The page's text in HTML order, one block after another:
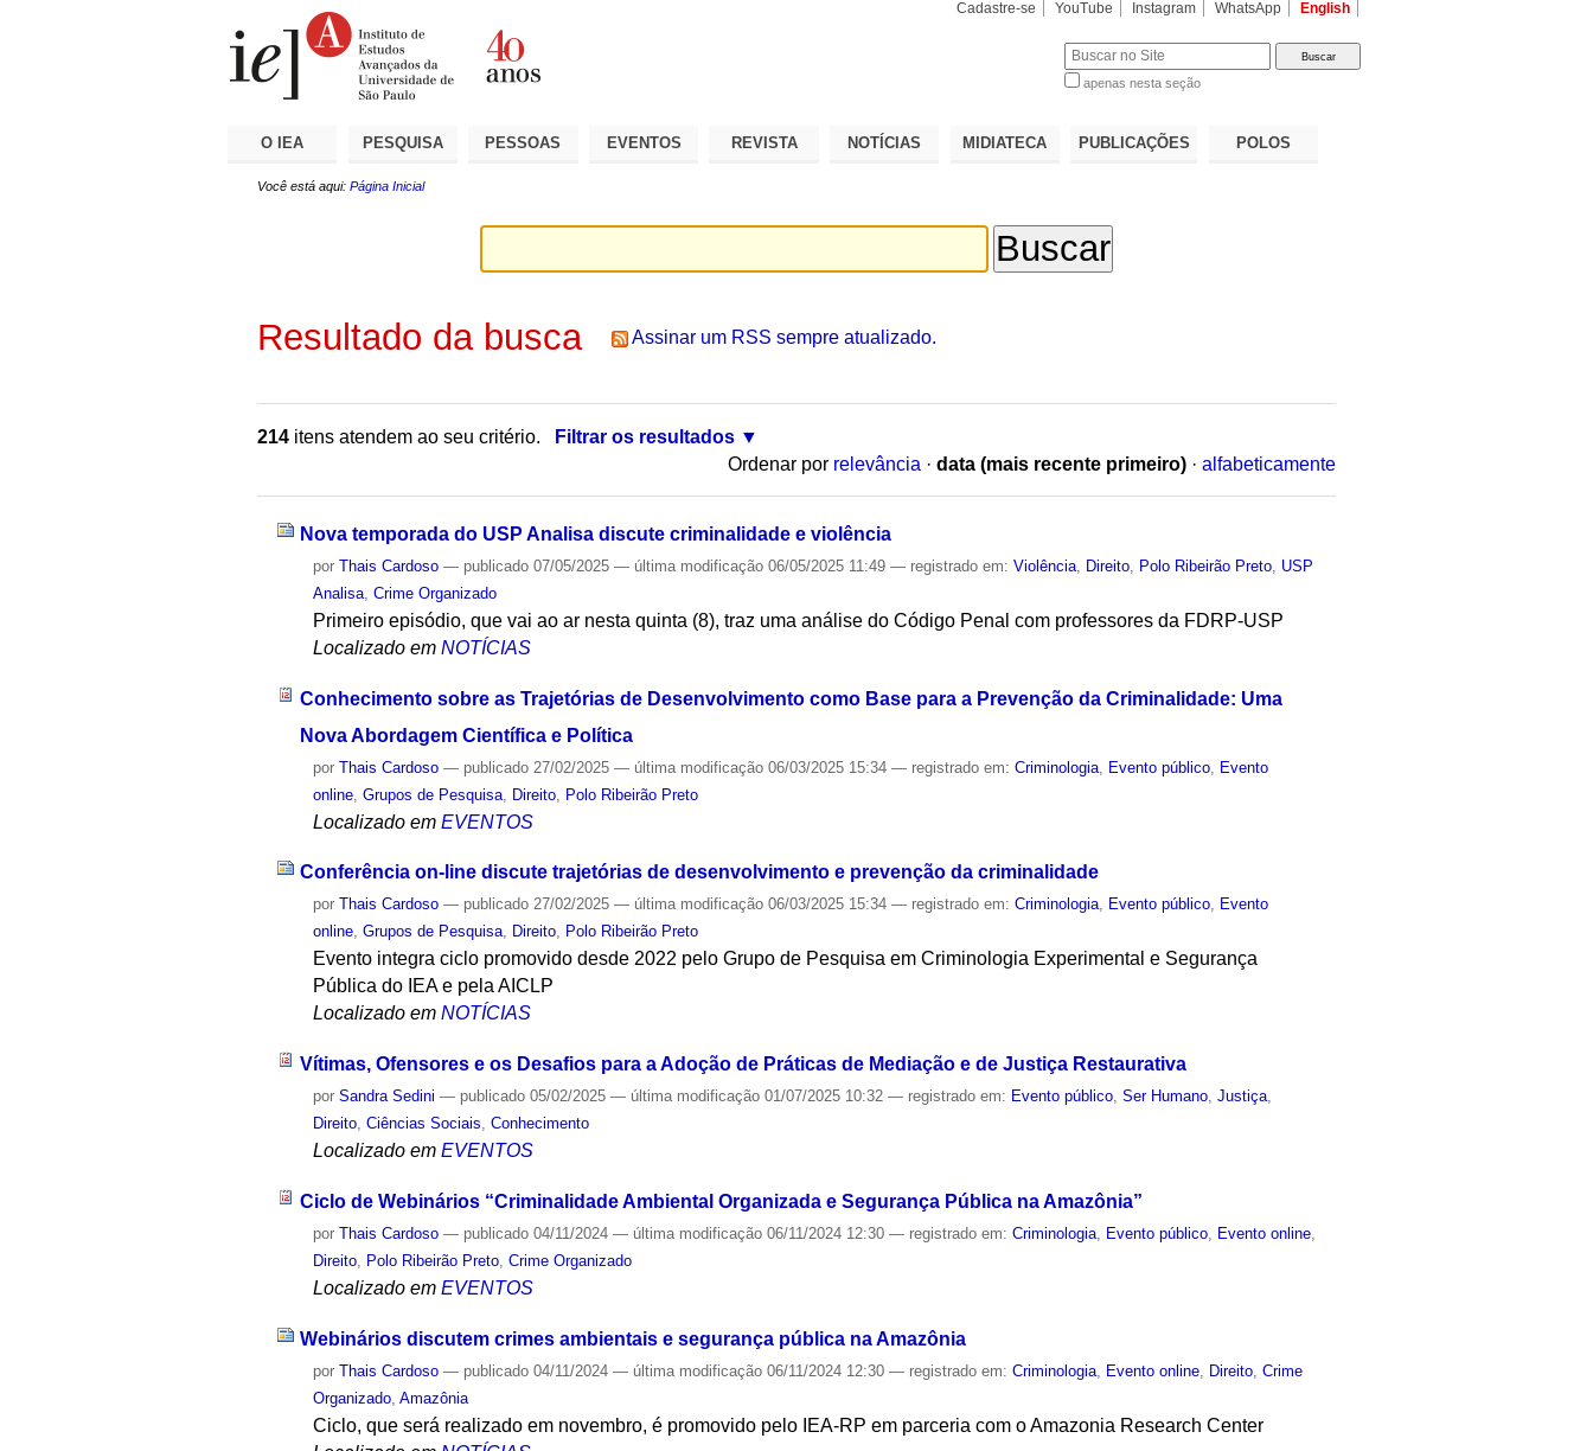
Cadastre-se YouTube Instagram WhatsApp English
apenas nesta seção
O IEA PESQUISA PESSOAS EVENTOS REVISTA NOTÍCIAS MIDIATECA PUBLICAÇÕES POLOS
Você está aqui: Página Inicial
Resultado da busca Assinar um RSS sempre atualizado.
214 itens atendem ao seu critério.
Filtrar os resultados
Ordenar por relevância · data (mais recente primeiro) · alfabeticamente
Nova temporada do USP Analisa discute criminalidade e violência
porThais Cardoso — publicado 07/05/2025— última modificação 06/05/2025 11:49— registrado em:Violência Direito Polo Ribeirão Preto USP
Analisa ,Crime Organizado
Primeiro episódio, que vai ao ar nesta quinta (8), traz uma análise do Código Penal com professores da FDRP-USP
Localizado em NOTÍCIAS
Conhecimento sobre as Trajetórias de Desenvolvimento como Base para a Prevenção da Criminalidade: Uma
Nova Abordagem Científica e Política
porThais Cardoso — publicado 27/02/2025— última modificação 06/03/2025 15:34— registrado em:Criminologia Evento público Evento
online ,Grupos de Pesquisa Direito Polo Ribeirão Preto
Localizado em EVENTOS
Conferência on-line discute trajetórias de desenvolvimento e prevenção da criminalidade
porThais Cardoso — publicado 27/02/2025— última modificação 06/03/2025 15:34— registrado em:Criminologia, Evento público, Evento
online,Grupos de Pesquisa, Direito, Polo Ribeirão Preto
Evento integra ciclo promovido desde 2022 pelo Grupo de Pesquisa em Criminologia Experimental e Segurança
Pública do IEA e pela AICLP
Localizado em NOTÍCIAS
Vítimas, Ofensores e os Desafios para a Adoção de Práticas de Mediação e de Justiça Restaurativa
porSandra Sedini — publicado 05/02/2025— última modificação 01/07/2025 10:32— registrado em: Evento público,Ser Humano,Justiça,
Direito,Ciências Sociais,Conhecimento
Localizado em EVENTOS
Ciclo de Webinários “Criminalidade Ambiental Organizada e Segurança Pública na Amazônia”
porThais Cardoso — publicado 04/11/2024— última modificação 06/11/2024 12:30— registrado em:Criminologia Evento público Evento online
Direito
Polo Ribeirão Preto ,Crime Organizado
Localizado em EVENTOS
Webinários discutem crimes ambientais e segurança pública na Amazônia
porThais Cardoso — publicado 04/11/2024— última modificação 06/11/2024 12:30— registrado em:Criminologia Evento online Direito ,Crime
Organizado ,Amazônia
Ciclo, que será realizado em novembro, é promovido pelo IEA-RP em parceria com o Amazonia Research Center